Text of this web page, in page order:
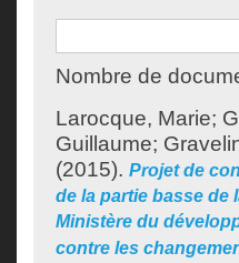
Nombre de
Larocque, Marie;
Guillaume;
(2015). Projet de
de la partie basse de
Ministère du
contre les